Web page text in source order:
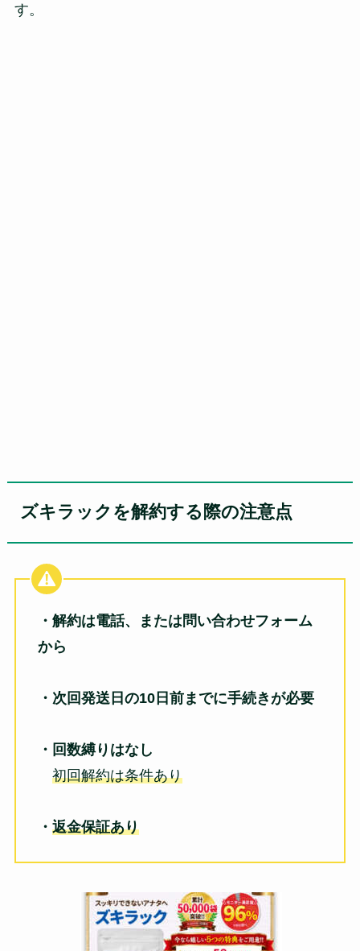
す。
ズキラックを解約する際の注意点
・解約は電話、または問い合わせフォーム
から
・次回発送日の10日前までに手続きが必要
・回数縛りはなし
初回解約は条件あり
・ 返金保証あり